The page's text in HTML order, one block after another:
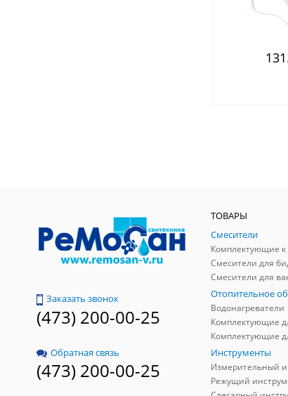
Заказать звонок
(473) 200-00-25
Обратная связь
(473) 200-00-25
ТОВАРЫ
Смесители
Комплектующие к
Смесители для
Смесители для
Отопительное
Водонагреватели
Инструменты
Измерительный
Режущий